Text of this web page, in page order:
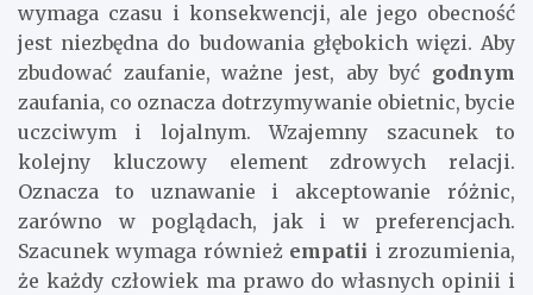
wymaga czasu i konsekwencji, ale jego obecność
jest niezbędna do budowania głębokich więzi. Aby
zbudować zaufanie, ważne jest, aby być godnym
zaufania, co oznacza dotrzymywanie obietnic, bycie
uczciwym i lojalnym. Wzajemny szacunek to
kolejny kluczowy element zdrowych relacji.
Oznacza to uznawanie i akceptowanie różnic,
zarówno w poglądach, jak i w preferencjach.
Szacunek wymaga również empatii i zrozumienia,
że każdy człowiek ma prawo do własnych opinii i